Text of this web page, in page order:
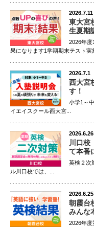
2026.7.11
東大宮
生夏期
2026年度
果になります1学期期末テスト実
2026.7.1
西大宮
す！
小学1～
イエイスクール西大宮...
2026.6.26
川口校
て本番
英検２次
ル川口校では、...
2026.6.25
朝霞台
みんな
2026年度